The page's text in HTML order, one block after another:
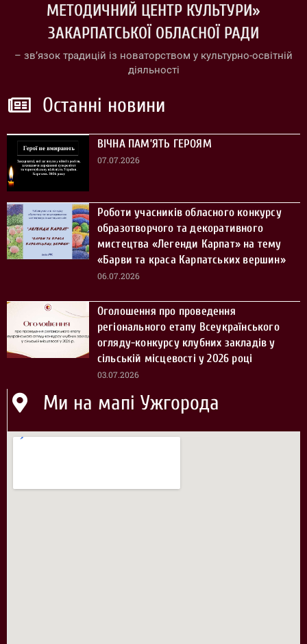
МЕТОДИЧНИЙ ЦЕНТР КУЛЬТУРИ»
ЗАКАРПАТСЬКОЇ ОБЛАСНОЇ РАДИ
– зв’язок традицій із новаторством у культурно-освітній
діяльності
Останні новини
ВІЧНА ПАМ’ЯТЬ ГЕРОЯМ
07.07.2026
Роботи учасників обласного конкурсу
образотворчого та декоративного
мистецтва «Легенди Карпат» на тему
«Барви та краса Карпатських вершин»
06.07.2026
Оголошення про проведення
регіонального етапу Всеукраїнського
огляду-конкурсу клубних закладів у
сільській місцевості у 2026 році
03.07.2026
Ми на мапі Ужгорода